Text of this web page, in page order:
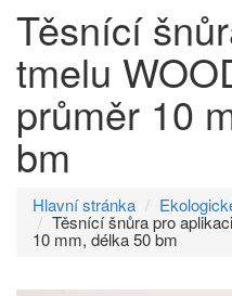
Těsnící
tmelu
průměr 10
bm
Hlavní stránka
Těsnící šnůra pro
10 mm, délka 50 bm